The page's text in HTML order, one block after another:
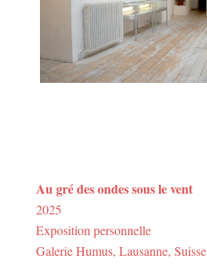
Au gré des ondes sous le vent
2025
Exposition personnelle
Galerie Humus, Lausanne, Suisse